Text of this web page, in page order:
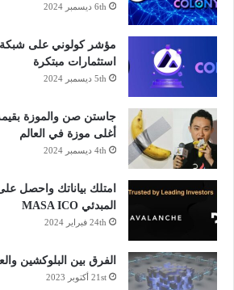
6th ديسمبر 2024
مؤشر كولوني على شبكة
استثمارات مبتكرة
5th ديسمبر 2024
أغلى موزة في العالم
4th ديسمبر 2024
امتلك بياناتك واحصل
المبدئي MASA ICO
24th فبراير 2024
الفرق بين البلوكشين
21st أكتوبر 2023